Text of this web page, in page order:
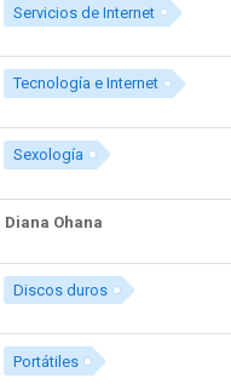
Servicios de Internet
Tecnología e Internet
Sexología
Diana Ohana
Discos duros
Portátiles